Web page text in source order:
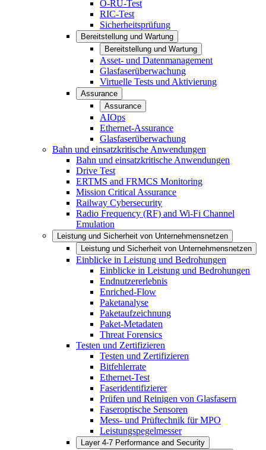
O-RU-Test
RIC-Test
Sicherheitsprüfung
Bereitstellung und Wartung
Bereitstellung und Wartung
Asset- und Datenmanagement
Glasfaserüberwachung
Virtuelle Tests und Aktivierung
Assurance
Assurance
AIOps
Ethernet-Assurance
Glasfaserüberwachung
Bahn und einsatzkritische Anwendungen
Bahn und einsatzkritische Anwendungen
Drive Test
ERTMS and FRMCS Monitoring
Mission Critical Assurance
Railway Cybersecurity
Radio Frequency (RF) and Wi-Fi Channel
Emulation
Leistung und Sicherheit von Unternehmensnetzen
Leistung und Sicherheit von Unternehmensnetzen
Einblicke in Leistung und Bedrohungen
Einblicke in Leistung und Bedrohungen
Endnutzererlebnis
Enriched-Flow
Paketanalyse
Paketaufzeichnung
Paket-Metadaten
Threat Forensics
Testen und Zertifizieren
Testen und Zertifizieren
Bitfehlerrate
Ethernet-Test
Faseridentifizierer
Prüfen und Reinigen von Glasfasern
Faseroptische Sensoren
Mess- und Prüftechnik für MPO
Leistungspegelmesser
Layer 4-7 Performance and Security